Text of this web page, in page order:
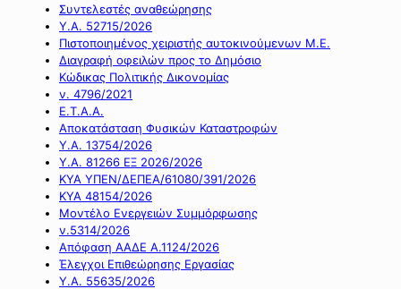
Συντελεστές αναθεώρησης
Υ.Α. 52715/2026
Πιστοποιημένος χειριστής αυτοκινούμενων Μ.Ε.
Διαγραφή οφειλών προς το Δημόσιο
Κώδικας Πολιτικής Δικονομίας
ν. 4796/2021
Ε.Τ.Α.Α.
Αποκατάσταση Φυσικών Καταστροφών
Υ.Α. 13754/2026
Υ.Α. 81266 ΕΞ 2026/2026
ΚΥΑ ΥΠΕΝ/ΔΕΠΕΑ/61080/391/2026
ΚΥΑ 48154/2026
Μοντέλο Ενεργειών Συμμόρφωσης
ν.5314/2026
Απόφαση ΑΑΔΕ Α.1124/2026
Έλεγχοι Επιθεώρησης Εργασίας
Υ.Α. 55635/2026